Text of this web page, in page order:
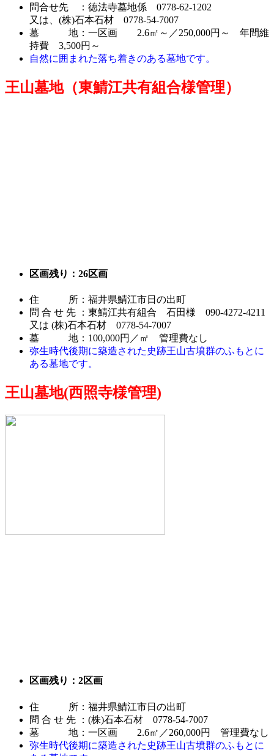
問合せ先 ：徳法寺墓地係 0778-62-1202
又は、(株)石本石材 0778-54-7007
墓 地：一区画 2.6㎡～／250,000円～ 年間維
持費 3,500円～
自然に囲まれた落ち着きのある墓地です。
王山墓地（東鯖江共有組合様管理）
区画残り：26区画
住 所：福井県鯖江市日の出町
問 合 せ 先 ：東鯖江共有組合 石田様 090-4272-4211
又は (株)石本石材 0778-54-7007
墓 地：100,000円／㎡ 管理費なし
弥生時代後期に築造された史跡王山古墳群のふもとに
ある墓地です。
王山墓地(西照寺様管理)
区画残り：2区画
住 所：福井県鯖江市日の出町
問 合 せ 先 ：(株)石本石材 0778-54-7007
墓 地：一区画 2.6㎡／260,000円 管理費なし
弥生時代後期に築造された史跡王山古墳群のふもとに